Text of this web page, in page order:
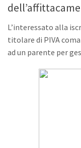
L’interessato alla
titolare di PIVA
ad un parente per